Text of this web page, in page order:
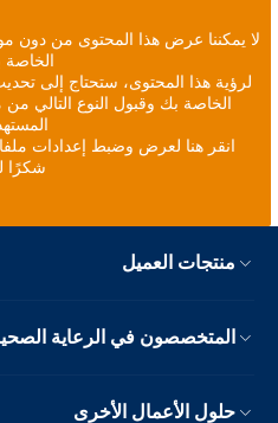
لا يمكننا عرض هذا المحتوى من دون
الخاصة
لرؤية هذا المحتوى، ستحتاج إلى
الخاصة بك وقبول النوع التالي من
انقر هنا لعرض وضبط إعدادات
شكرًا
منتجات العميل
المتخصصون في الرعاية
حلول الأعمال الأخرى